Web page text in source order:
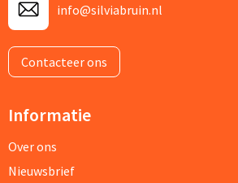
info@silviabruin.nl
Contacteer ons
Informatie
Over ons
Nieuwsbrief